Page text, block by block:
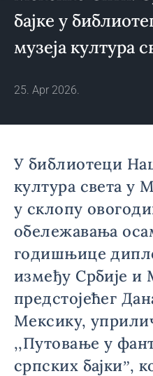
бајке у
музеја култура
25. Apr 2026.
У библиотеци
култура света у
у склопу
обележавања
годишњице
између Србије и
предстојећег
Мексику,
,,Путовање у
српских бајкиˮ,